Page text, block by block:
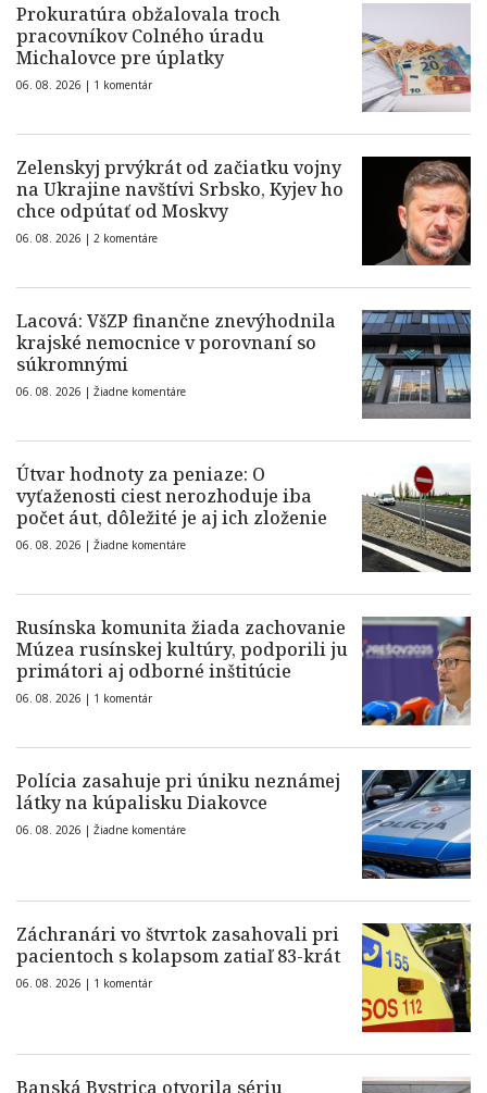
Prokuratúra obžalovala troch
pracovníkov Colného úradu
Michalovce pre úplatky
06. 08. 2026 | 1 komentár
Zelenskyj prvýkrát od začiatku vojny
na Ukrajine navštívi Srbsko, Kyjev ho
chce odpútať od Moskvy
06. 08. 2026 | 2 komentáre
Lacová: VšZP finančne znevýhodnila
krajské nemocnice v porovnaní so
súkromnými
06. 08. 2026 | Žiadne komentáre
Útvar hodnoty za peniaze: O
vyťaženosti ciest nerozhoduje iba
počet áut, dôležité je aj ich zloženie
06. 08. 2026 | Žiadne komentáre
Rusínska komunita žiada zachovanie
Múzea rusínskej kultúry, podporili ju
primátori aj odborné inštitúcie
06. 08. 2026 | 1 komentár
Polícia zasahuje pri úniku neznámej
látky na kúpalisku Diakovce
06. 08. 2026 | Žiadne komentáre
Záchranári vo štvrtok zasahovali pri
pacientoch s kolapsom zatiaľ 83-krát
06. 08. 2026 | 1 komentár
Banská Bystrica otvorila sériu